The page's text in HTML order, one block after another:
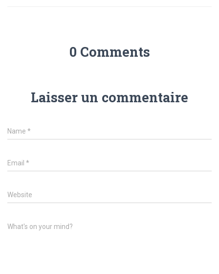
0 Comments
Laisser un commentaire
Name *
Email *
Website
What's on your mind?